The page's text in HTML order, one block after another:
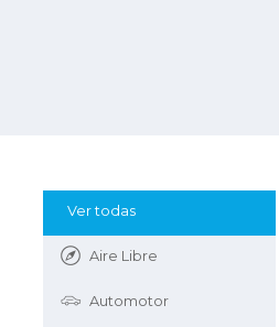
Ver todas
Aire Libre
Automotor